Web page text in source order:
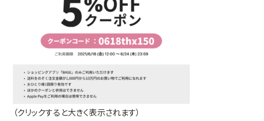
（クリックすると大きく表示されます）